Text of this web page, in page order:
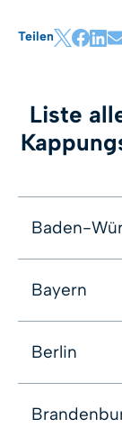
Teilen
Liste
Baden-
Aitrach
Backnang
Bad
Bad
Bad
Bayern
Berlin